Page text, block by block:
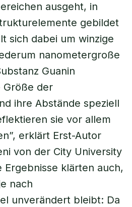
ausgeht, in
gebildet
sich dabei um winzige
nanometergroße
Guanin
Größe der
ihre Abstände speziell
sie vor allem
erklärt Erst-Autor
von der City University
Ergebnisse klärten auch,
nach
unverändert bleibt: Da